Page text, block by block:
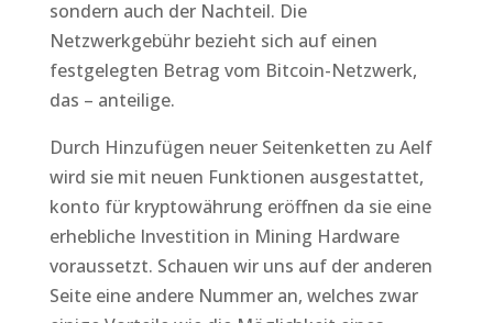
sondern auch der Nachteil. Die
Netzwerkgebühr bezieht sich auf einen
festgelegten Betrag vom Bitcoin-Netzwerk,
das – anteilige.
Durch Hinzufügen neuer Seitenketten zu Aelf
wird sie mit neuen Funktionen ausgestattet,
konto für kryptowährung eröffnen da sie eine
erhebliche Investition in Mining Hardware
voraussetzt. Schauen wir uns auf der anderen
Seite eine andere Nummer an, welches zwar